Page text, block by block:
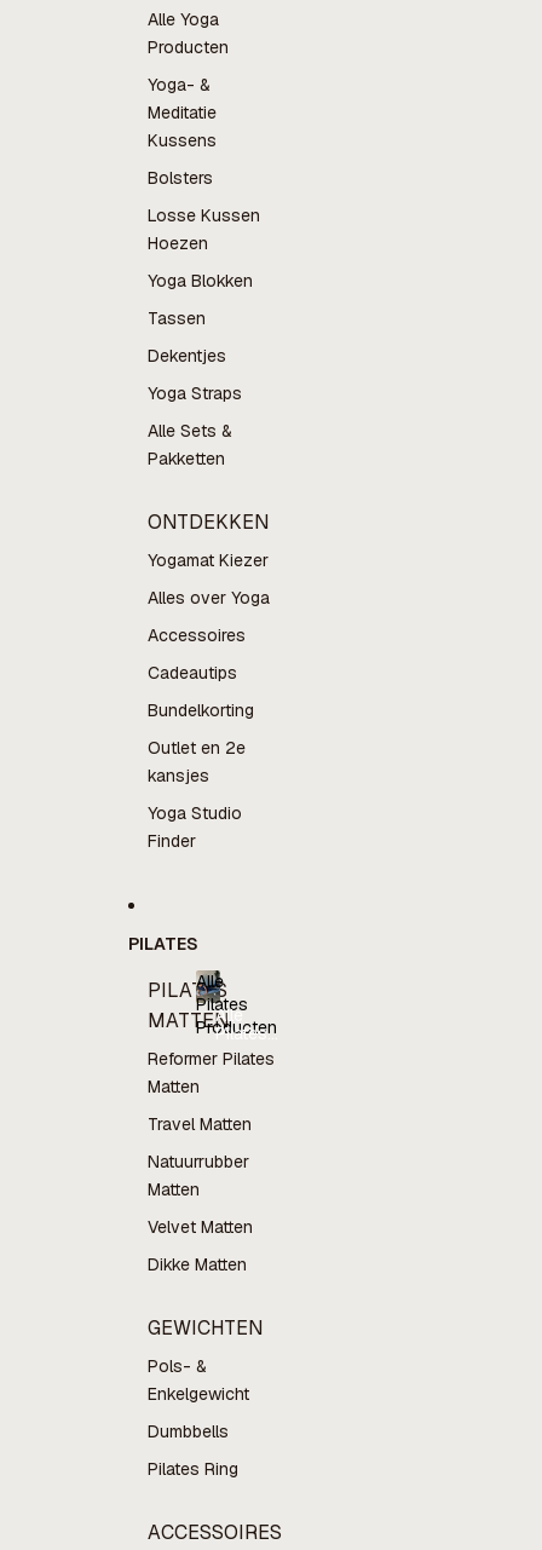
Alle Yoga
Producten
Yoga- &
Meditatie
Kussens
Bolsters
Losse Kussen
Hoezen
Yoga Blokken
Tassen
Dekentjes
Yoga Straps
Alle Sets &
Pakketten
ONTDEKKEN
Yogamat Kiezer
Alles over Yoga
Accessoires
Cadeautips
Bundelkorting
Outlet en 2e
kansjes
Yoga Studio
Finder
PILATES
PILATES
MATTEN
Reformer Pilates
Matten
Travel Matten
Natuurrubber
Matten
Velvet Matten
Dikke Matten
GEWICHTEN
Pols- &
Enkelgewicht
Dumbbells
Pilates Ring
ACCESSOIRES
Alle
Pilates
Producten
Alle
Pilates
Producten